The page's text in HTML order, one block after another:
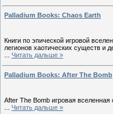
Palladium Books: Chaos Earth
Книги по эпической игровой
легионов хаотических существ и
Читать дальше »
Palladium Books: After The Bomb
After The Bomb игровая
Читать дальше »